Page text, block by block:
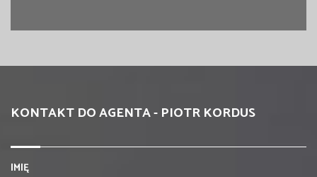
KONTAKT DO AGENTA - PIOTR KORDUS
IMIĘ